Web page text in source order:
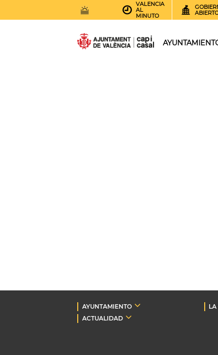
AEMET.GRADOS
VALENCIA
AL
MINUTO
AYUNTAMIENTO
ACTUALIDAD